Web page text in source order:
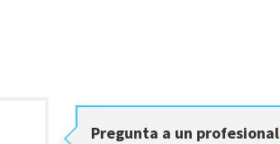
Pregunta a un profesional